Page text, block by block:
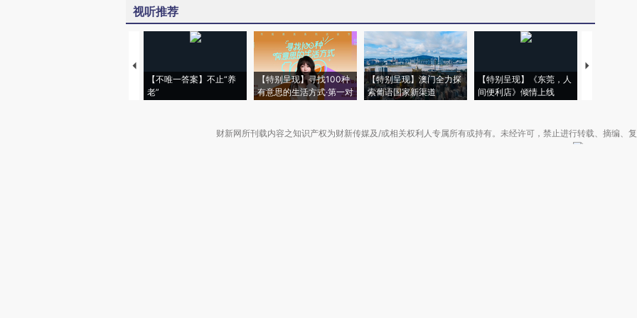
视听推荐
【不唯一答案】不止“养
老”
【特别呈现】寻找100种
有意思的生活方式·第一对
【特别呈现】澳门全力探
索葡语国家新渠道
【特别呈现】《东莞，人
间便利店》倾情上线
【推广】走
财新网所刊载内容之知识产权为财新传媒及/或相关权利人专属所有或持有。未经许可，禁止进行转载、摘编、复